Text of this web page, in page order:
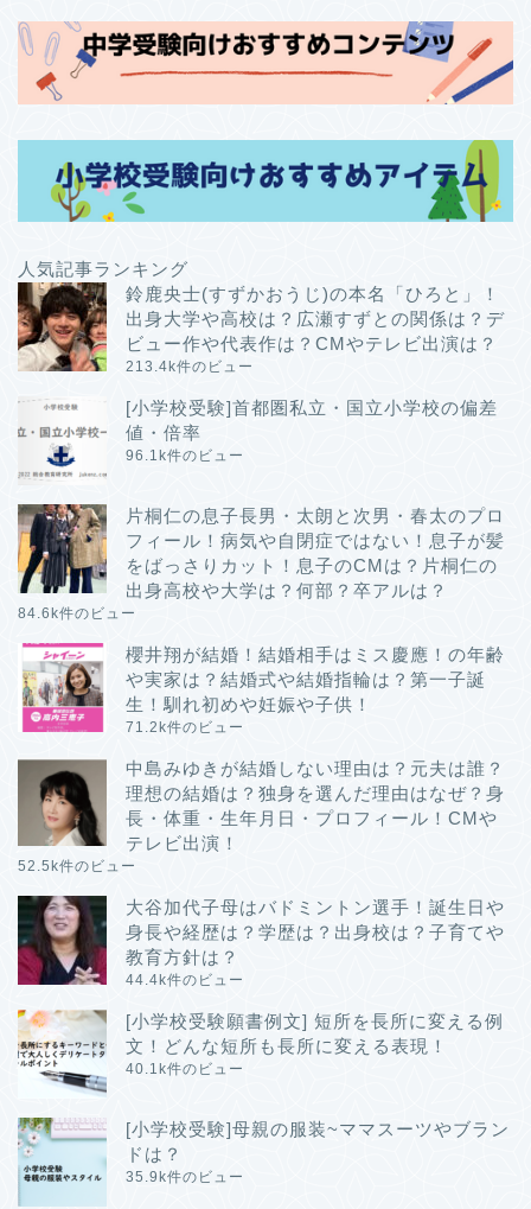
人気記事ランキング
鈴鹿央士(すずかおうじ)の本名「ひろと」！
出身大学や高校は？広瀬すずとの関係は？デ
ビュー作や代表作は？CMやテレビ出演は？
213.4k件のビュー
[小学校受験]首都圏私立・国立小学校の偏差
値・倍率
96.1k件のビュー
片桐仁の息子長男・太朗と次男・春太のプロ
フィール！病気や自閉症ではない！息子が髪
をばっさりカット！息子のCMは？片桐仁の
出身高校や大学は？何部？卒アルは？
84.6k件のビュー
櫻井翔が結婚！結婚相手はミス慶應！の年齢
や実家は？結婚式や結婚指輪は？第一子誕
生！馴れ初めや妊娠や子供！
71.2k件のビュー
中島みゆきが結婚しない理由は？元夫は誰？
理想の結婚は？独身を選んだ理由はなぜ？身
長・体重・生年月日・プロフィール！CMや
テレビ出演！
52.5k件のビュー
大谷加代子母はバドミントン選手！誕生日や
身長や経歴は？学歴は？出身校は？子育てや
教育方針は？
44.4k件のビュー
[小学校受験願書例文] 短所を長所に変える例
文！どんな短所も長所に変える表現！
40.1k件のビュー
[小学校受験]母親の服装~ママスーツやブラン
ドは？
35.9k件のビュー